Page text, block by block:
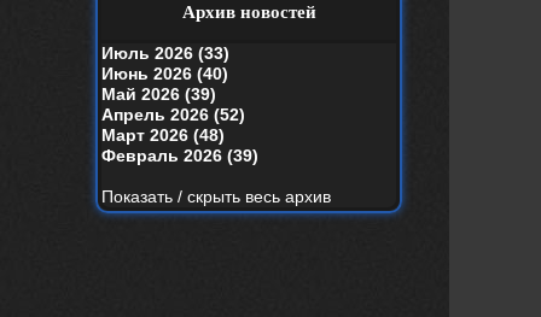
your window вышел
nеrvous_dеvil
Альбом года баста/гуф
Alternativshik_6
https://www.youtube.com/watch?v=k
yHesI7AYKg
зашел на сайт спустя 10 лет, почитал
Архив новостей
Июль 2026 (33)
Июнь 2026 (40)
Май 2026 (39)
Апрель 2026 (52)
Март 2026 (48)
Февраль 2026 (39)
Показать / скрыть весь архив